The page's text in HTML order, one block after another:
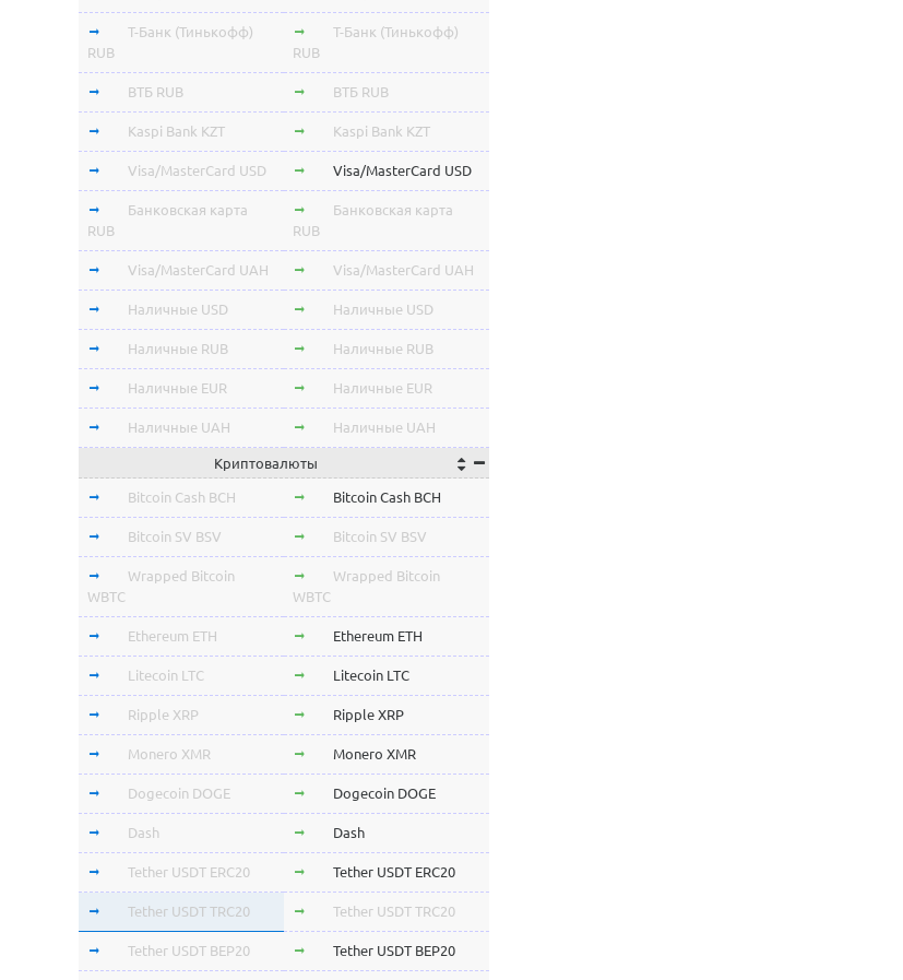
Т-Банк (Тинькофф)
RUB
Т-Банк (Тинькофф)
RUB
ВТБ RUB ВТБ RUB
Kaspi Bank KZT Kaspi Bank KZT
Visa/MasterCard USD Visa/MasterCard USD
Банковская карта
RUB
Банковская карта
RUB
Visa/MasterCard UAH Visa/MasterCard UAH
Наличные USD Наличные USD
Наличные RUB Наличные RUB
Наличные EUR Наличные EUR
Наличные UAH Наличные UAH
Криптовалюты
Bitcoin Cash BCH Bitcoin Cash BCH
Bitcoin SV BSV Bitcoin SV BSV
Wrapped Bitcoin
WBTC
Wrapped Bitcoin
WBTC
Ethereum ETH Ethereum ETH
Litecoin LTC Litecoin LTC
Ripple XRP Ripple XRP
Monero XMR Monero XMR
Dogecoin DOGE Dogecoin DOGE
Dash Dash
Tether USDT ERC20 Tether USDT ERC20
Tether USDT TRC20 Tether USDT TRC20
Tether USDT BEP20 Tether USDT BEP20